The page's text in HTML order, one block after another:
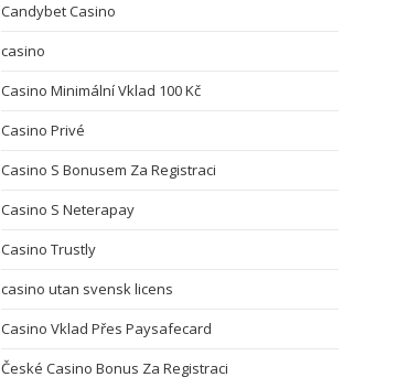
Candybet Casino
casino
Casino Minimální Vklad 100 Kč
Casino Privé
Casino S Bonusem Za Registraci
Casino S Neterapay
Casino Trustly
casino utan svensk licens
Casino Vklad Přes Paysafecard
České Casino Bonus Za Registraci